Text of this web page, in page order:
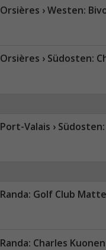
Orsières › Westen: Bivouac de
Orsières › Südosten: Champex -
Port-Valais › Südosten: La
Randa: Golf Club
Randa: Charles Kuonen